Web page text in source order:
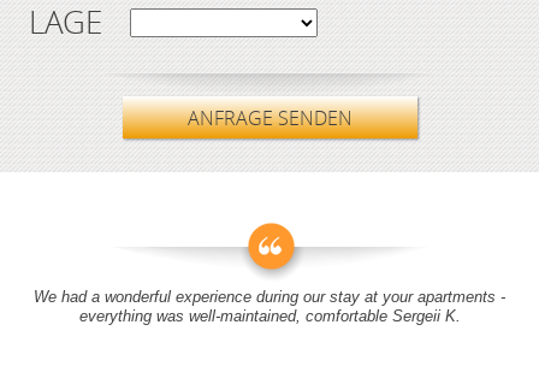
LAGE
ANFRAGE SENDEN
We had a wonderful experience during our stay at your apartments -
everything was well-maintained, comfortable Sergeii K.